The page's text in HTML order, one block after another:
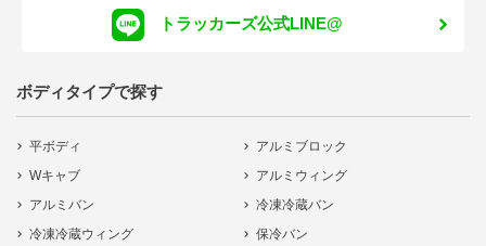
トラッカーズ公式LINE@
ボディタイプで探す
平ボディ
アルミブロック
Wキャブ
アルミウィング
アルミバン
冷凍冷蔵バン
冷凍冷蔵ウィング
保冷バン